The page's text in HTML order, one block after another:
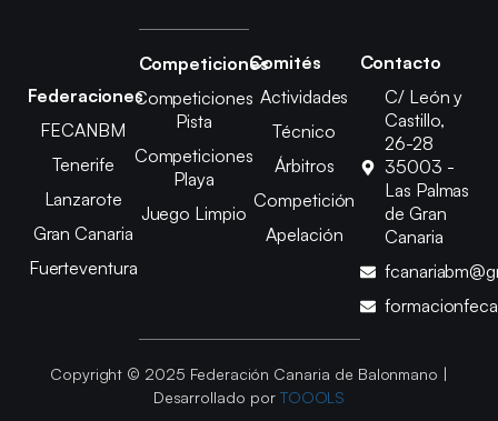
Federaciones
FECANBM
Tenerife
Lanzarote
Gran Canaria
Fuerteventura
Competiciones
Competiciones
Pista
Competiciones
Playa
Juego Limpio
Comités
Actividades
Técnico
Árbitros
Competición
Apelación
Contacto
C/ León y
Castillo,
26-28
35003 -
Las Palmas
de Gran
Canaria
Copyright © 2025 Federación Canaria de Balonmano |
Desarrollado por TOOOLS